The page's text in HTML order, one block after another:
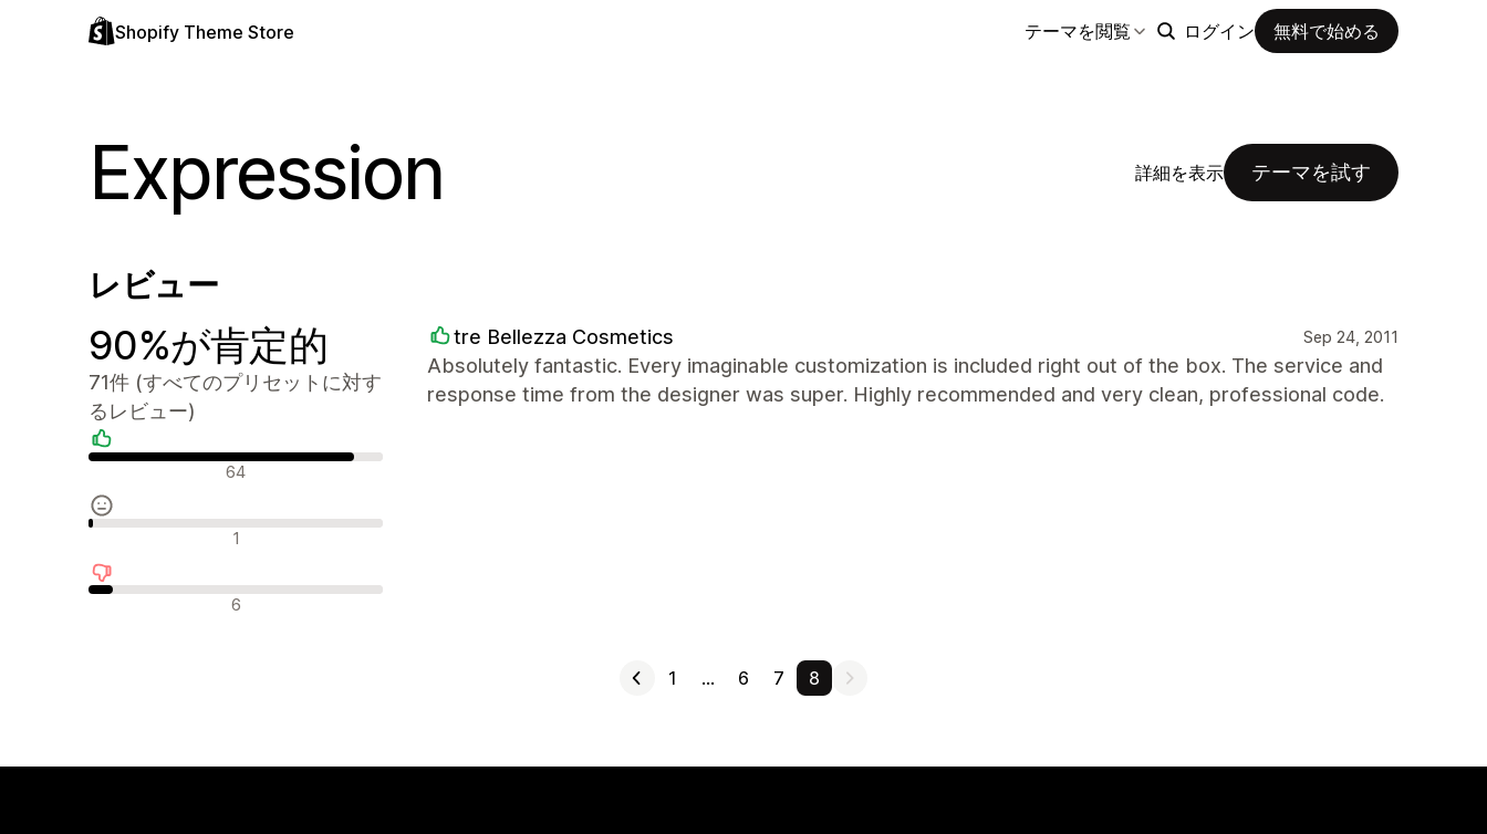
Shopify Theme Store テーマを閲覧 ログイン 無料で始める
Expression 詳細を表示 テーマを試す
レビュー
90%が肯定的
71件 (すべてのプリセットに対す
るレビュー)
肯定的なレビュー64
中間的なレビュー 1
否定的なレビュー6
tre Bellezza Cosmetics Sep 24, 2011
Absolutely fantastic. Every imaginable customization is included right out of the box. The service and
response time from the designer was super. Highly recommended and very clean, professional code.
1 … 6 7 8